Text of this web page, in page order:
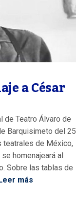
a César
de Teatro Álvaro de
Barquisimeto del 25
teatrales de México,
homenajeará al
Sobre las tablas de
más